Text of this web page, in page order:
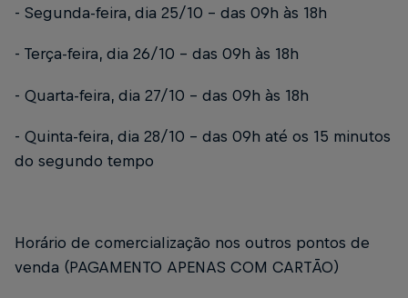
- Segunda-feira, dia 25/10 – das 09h às 18h
- Terça-feira, dia 26/10 – das 09h às 18h
- Quarta-feira, dia 27/10 – das 09h às 18h
- Quinta-feira, dia 28/10 – das 09h até os 15 minutos
do segundo tempo
Horário de comercialização nos outros pontos de
venda (PAGAMENTO APENAS COM CARTÃO)